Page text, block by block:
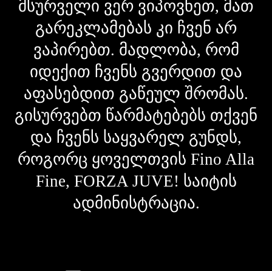
მსურველი ვერ ვიპოვნეთ, მათ
გარეკლამებას კი ჩვენ არ
ვაპირებთ. მადლობა, რომ
იდექით ჩვენს გვერდით და
აფასებდით გაწეულ შრომას.
გისურვებთ წარმატებებს თქვენ
და ჩვენს საყვარელ გუნდს,
როგორც ყოველთვის Fino Alla
Fine, FORZA JUVE! საიტის
ადმინისტრაცია.